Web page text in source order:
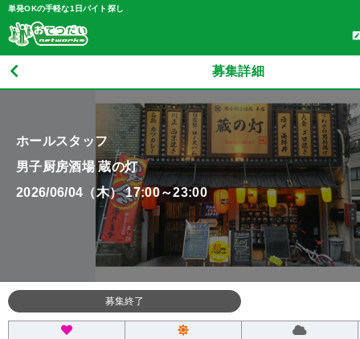
単発OKの手軽な1日バイト探し
募集詳細
ホールスタッフ
男子厨房酒場 蔵の灯
2026/06/04（木） 17:00～23:00
募集終了